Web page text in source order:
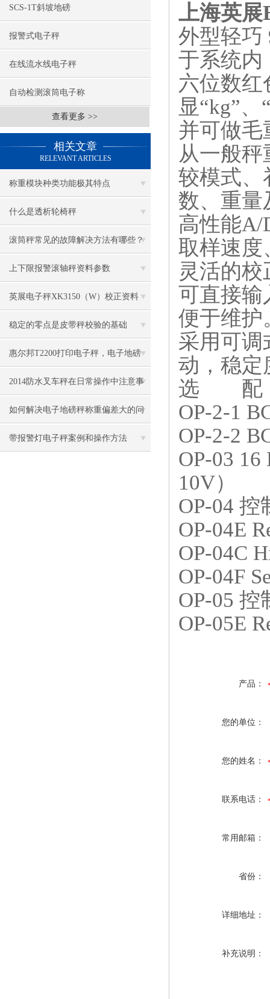
SCS-1T斜坡地磅
报警式电子秤
在线流水线电子秤
自动检测滚筒电子称
查看更多 >>
相关文章
RELEVANT ARTICLES
称重模块种类功能极其特点
什么是透析轮椅秤
滚筒秤常见的故障解决方法有哪些？
上下限报警滚轴秤资料参数
英展电子秤XK3150（W）校正资料
稳定的零点是皮带秤校验的基础
惠尔邦T2200打印电子秤，电子地磅
（地上衡）
2014防水叉车秤在日常操作中注意事
项
如何解决电子地磅秤称重偏差大的问
题？
带报警灯电子秤案例和操作方法
上海英展
外型轻巧
于系统内
六位数红
显“kg”
并可做毛
从一般
较模式、
数、重量
高性能A/
取样速度
灵活的
可直接输
便于维护
采用可调
动，稳定
选 配
OP-2-1
OP-2-2
OP-03
10V）
OP-04 控
OP-04E
OP-04C
OP-04F
OP-05 控
OP-05E
产品：
您的单位：
您的姓名：
联系电话：
常用邮箱：
省份：
详细地址：
补充说明：